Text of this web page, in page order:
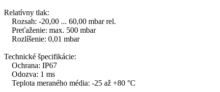
Relatívny tlak:
Rozsah: -20,00 ... 60,00 mbar rel.
Preťaženie: max. 500 mbar
Rozlíšenie: 0,01 mbar
Technické špecifikácie:
Ochrana: IP67
Odozva: 1 ms
Teplota meraného média: -25 až +80 °C